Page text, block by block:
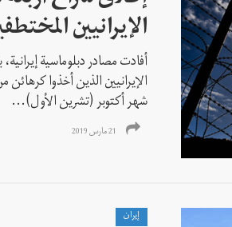
الإيرانيين
أفادت مصادر دبلوماسية
الإيرانيين الذين أخذوا
شهر أكتوبر (تشرين الأول)...
21 مارس 2019
إيران